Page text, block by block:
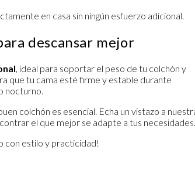
en casa sin ningún esfuerzo adicional.
descansar mejor
, ideal para soportar el peso de tu colchón y
que tu cama esté firme y estable durante
nocturno.
colchón es esencial. Echa un vistazo a
el que mejor se adapte a tus necesidades.
con estilo y practicidad!